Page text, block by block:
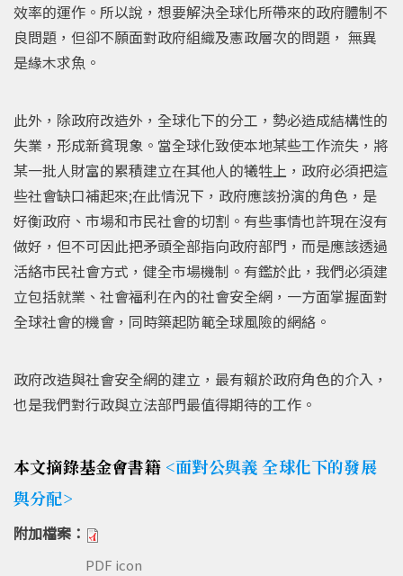
效率的運作。所以說，想要解決全球化所帶來的政府體制不
良問題，但卻不願面對政府組織及憲政層次的問題， 無異
是緣木求魚。
此外，除政府改造外，全球化下的分工，勢必造成結構性的
失業，形成新貧現象。當全球化致使本地某些工作流失，將
某一批人財富的累積建立在其他人的犧牲上，政府必須把這
些社會缺口補起來;在此情況下，政府應該扮演的角色，是
好衡政府、市場和市民社會的切割。有些事情也許現在沒有
做好，但不可因此把矛頭全部指向政府部門，而是應該透過
活絡市民社會方式，健全市場機制。有鑑於此，我們必須建
立包括就業、社會福利在內的社會安全網，一方面掌握面對
全球社會的機會，同時築起防範全球風險的網絡。
政府改造與社會安全網的建立，最有賴於政府角色的介入，
也是我們對行政與立法部門最值得期待的工作。
本文摘錄基金會書籍 <面對公與義 全球化下的發展
與分配>
附加檔案：
PDF icon